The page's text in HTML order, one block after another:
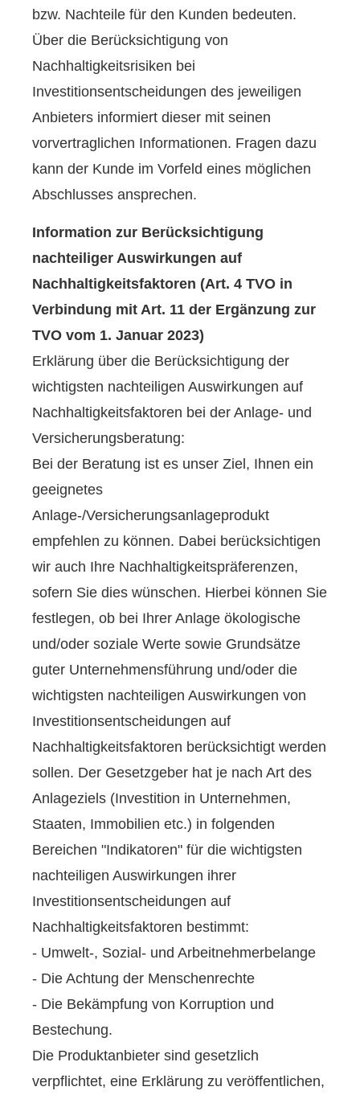
bzw. Nachteile für den Kunden bedeuten.
Über die Berücksichtigung von
Nachhaltigkeitsrisiken bei
Investitionsentscheidungen des jeweiligen
Anbieters informiert dieser mit seinen
vorvertraglichen Informationen. Fragen dazu
kann der Kunde im Vorfeld eines möglichen
Abschlusses ansprechen.
Information zur Berücksichtigung
nachteiliger Auswirkungen auf
Nachhaltigkeitsfaktoren (Art. 4 TVO in
Verbindung mit Art. 11 der Ergänzung zur
TVO vom 1. Januar 2023)
Erklärung über die Berücksichtigung der
wichtigsten nachteiligen Auswirkungen auf
Nachhaltigkeitsfaktoren bei der Anlage- und
Versicherungsberatung:
Bei der Beratung ist es unser Ziel, Ihnen ein
geeignetes
Anlage-/Versicherungsanlageprodukt
empfehlen zu können. Dabei berücksichtigen
wir auch Ihre Nachhaltigkeitspräferenzen,
sofern Sie dies wünschen. Hierbei können Sie
festlegen, ob bei Ihrer Anlage ökologische
und/oder soziale Werte sowie Grundsätze
guter Unternehmensführung und/oder die
wichtigsten nachteiligen Auswirkungen von
Investitionsentscheidungen auf
Nachhaltigkeitsfaktoren berücksichtigt werden
sollen. Der Gesetzgeber hat je nach Art des
Anlageziels (Investition in Unternehmen,
Staaten, Immobilien etc.) in folgenden
Bereichen "Indikatoren" für die wichtigsten
nachteiligen Auswirkungen ihrer
Investitionsentscheidungen auf
Nachhaltigkeitsfaktoren bestimmt:
- Umwelt-, Sozial- und Arbeitnehmerbelange
- Die Achtung der Menschenrechte
- Die Bekämpfung von Korruption und
Bestechung.
Die Produktanbieter sind gesetzlich
verpflichtet, eine Erklärung zu veröffentlichen,